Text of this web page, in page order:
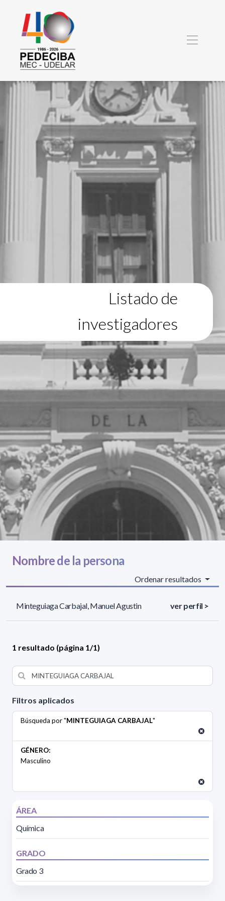
Listado de
investigadores
Filtros aplicados
Búsqueda por "MINTEGUIAGA CARBAJAL"
GÉNERO:
Masculino
ÁREA
Química
GRADO
Grado 3
Nombre de la persona
Ordenar resultados
Minteguiaga Carbajal, Manuel Agustin ver perfil >
1 resultado (página 1/1)